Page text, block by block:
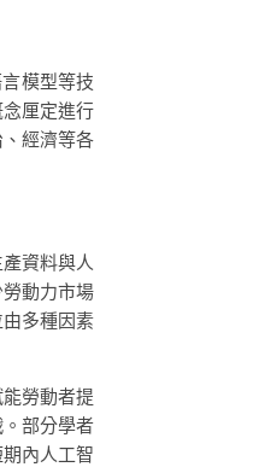
模型等技
厘定進行
經濟等各
資料與人
動力市場
多種因素
勞動者提
部分學者
內人工智